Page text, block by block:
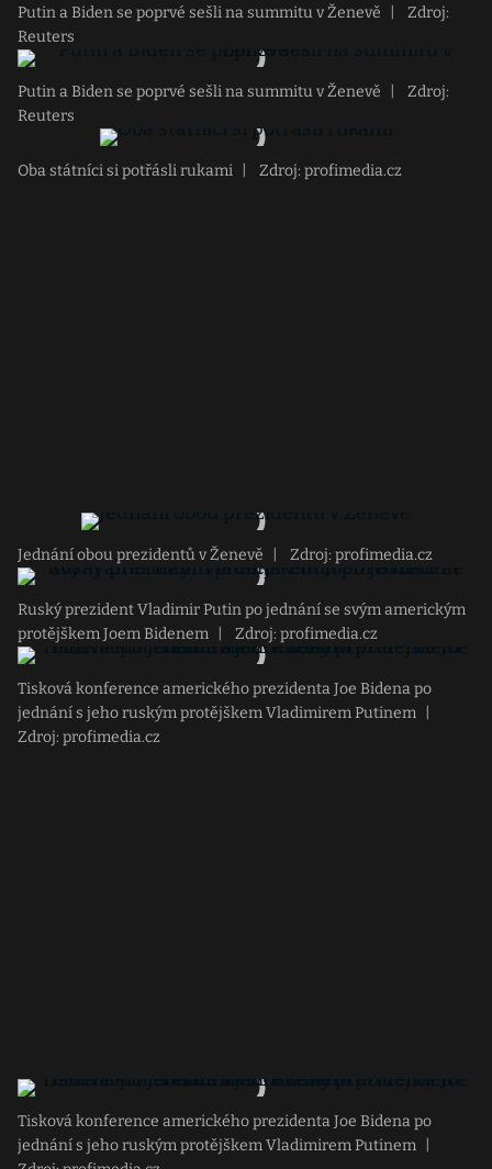
Putin a Biden se poprvé sešli na summitu v Ženevě
Zdroj:
Reuters
Putin a Biden se poprvé sešli na summitu v Ženevě
Zdroj:
Reuters
Oba státníci si potřásli rukami Zdroj: profimedia.cz
Jednání obou prezidentů v Ženevě Zdroj: profimedia.cz
Ruský prezident Vladimir Putin po jednání se svým americkým
protějškem Joem Bidenem
Zdroj: profimedia.cz
Tisková konference amerického prezidenta Joe Bidena po
jednání s jeho ruským protějškem Vladimirem Putinem
Zdroj: profimedia.cz
Tisková konference amerického prezidenta Joe Bidena po
jednání s jeho ruským protějškem Vladimirem Putinem